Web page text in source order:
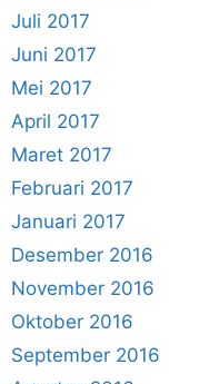
Juli 2017
Juni 2017
Mei 2017
April 2017
Maret 2017
Februari 2017
Januari 2017
Desember 2016
November 2016
Oktober 2016
September 2016